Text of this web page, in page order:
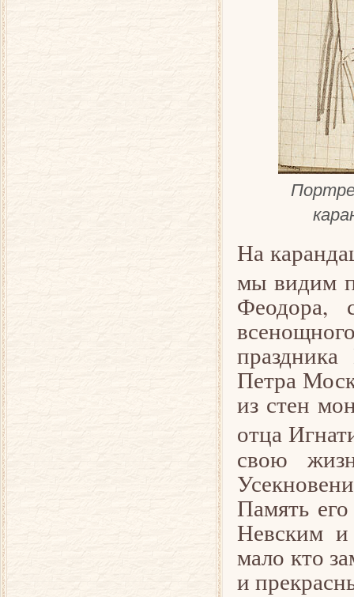
На
мы видим
Феодора,
Петра
из стен
отца
свою
Память
Невским
мало кто
и